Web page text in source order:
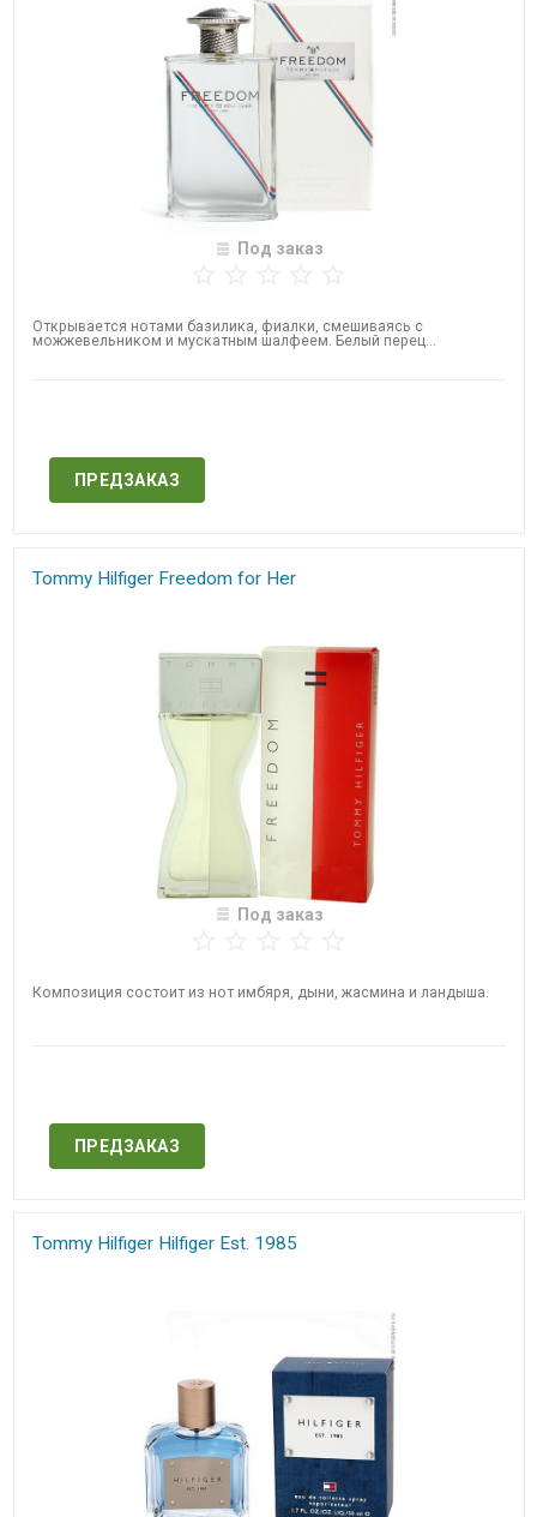
Под заказ
Открывается нотами базилика, фиалки, смешиваясь с
можжевельником и мускатным шалфеем. Белый перец...
ПРЕДЗАКАЗ
Tommy Hilfiger Freedom for Her
Под заказ
Композиция состоит из нот имбяря, дыни, жасмина и ландыша.
ПРЕДЗАКАЗ
Tommy Hilfiger Hilfiger Est. 1985